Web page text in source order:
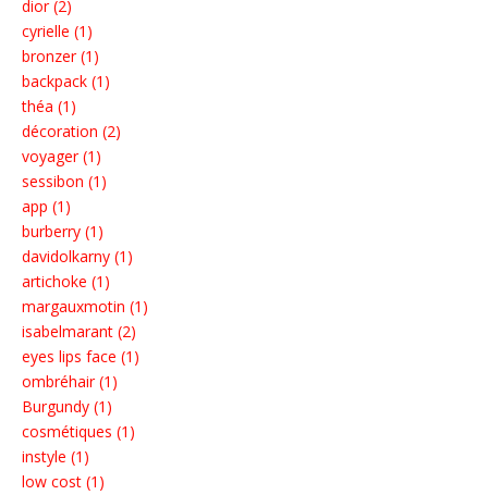
dior (2)
cyrielle (1)
bronzer (1)
backpack (1)
théa (1)
décoration (2)
voyager (1)
sessibon (1)
app (1)
burberry (1)
davidolkarny (1)
artichoke (1)
margauxmotin (1)
isabelmarant (2)
eyes lips face (1)
ombréhair (1)
Burgundy (1)
cosmétiques (1)
instyle (1)
low cost (1)